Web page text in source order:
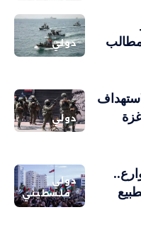
دولي
دولي
دولي
فلسطيني